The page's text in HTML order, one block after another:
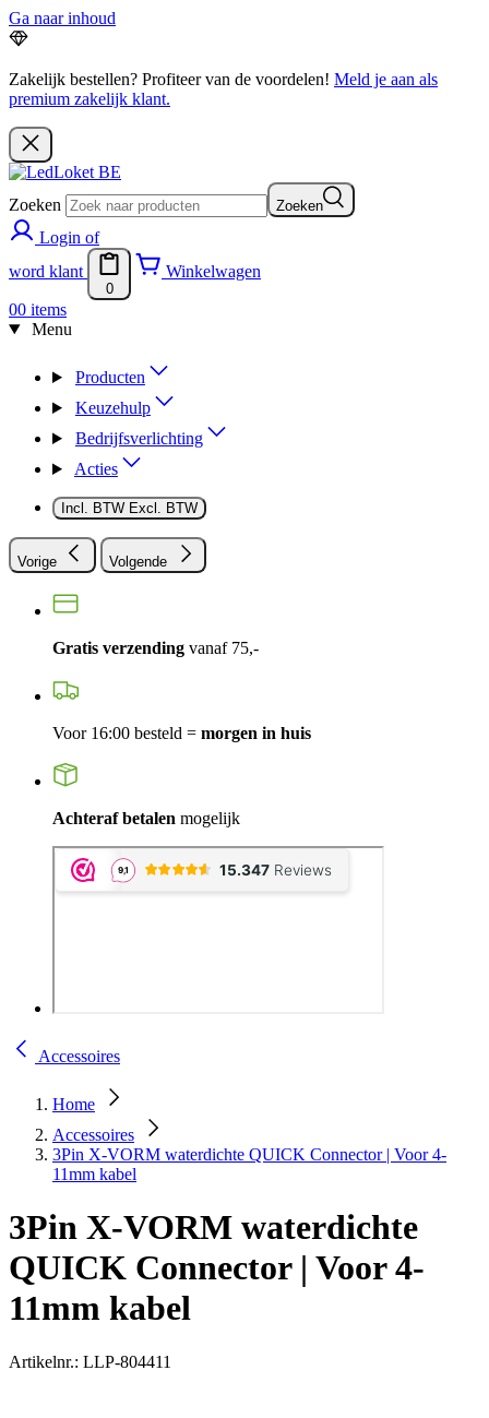
Ga naar inhoud
Zakelijk bestellen? Profiteer van de voordelen! Meld je aan als
premium zakelijk klant.
Zoeken Zoeken
Login of
word klant
0
Winkelwagen
00 items
Menu
Producten
Keuzehulp
Bedrijfsverlichting
Acties
Incl. BTW Excl. BTW
Vorige Volgende
Gratis verzending vanaf 75,-
Voor 16:00 besteld = morgen in huis
Achteraf betalen mogelijk
Accessoires
Home
Accessoires
3Pin X-VORM waterdichte QUICK Connector | Voor 4-
11mm kabel
3Pin X-VORM waterdichte
QUICK Connector | Voor 4-
11mm kabel
Artikelnr.: LLP-804411